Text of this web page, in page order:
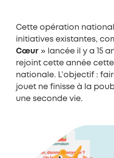
Cette opération
initiatives existantes,
Cœur » lancée il y a 15
rejoint cette année
nationale. L’objectif :
jouet ne finisse à la
une seconde vie.